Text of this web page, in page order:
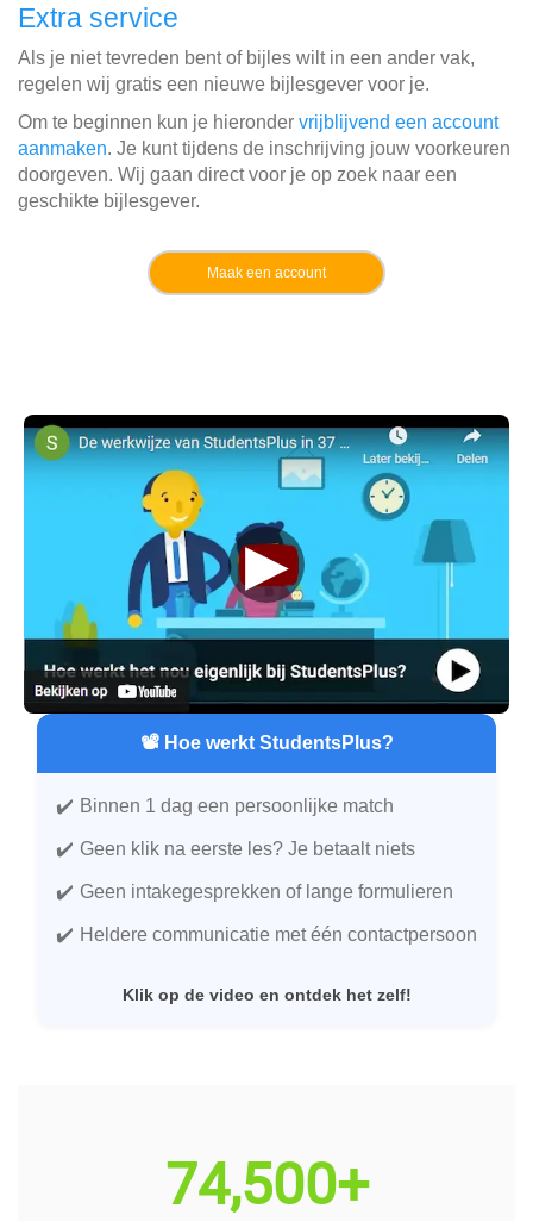
Extra service
Als je niet tevreden bent of bijles wilt in een ander vak,
regelen wij gratis een nieuwe bijlesgever voor je.
Om te beginnen kun je hieronder vrijblijvend een account
aanmaken. Je kunt tijdens de inschrijving jouw voorkeuren
doorgeven. Wij gaan direct voor je op zoek naar een
geschikte bijlesgever.
Maak een account
▶
📽️ Hoe werkt StudentsPlus?
Binnen 1 dag een persoonlijke match
Geen klik na eerste les? Je betaalt niets
Geen intakegesprekken of lange formulieren
Heldere communicatie met één contactpersoon
Klik op de video en ontdek het zelf!
74,500+